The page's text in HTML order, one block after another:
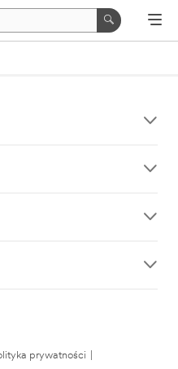
prywatności